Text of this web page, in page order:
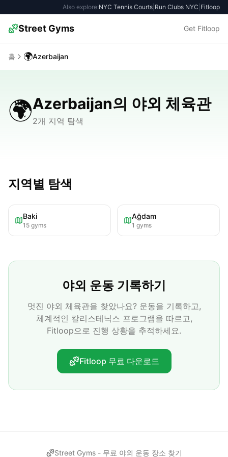
Also explore:NYC Tennis Courts Run Clubs NYC Fitloop
Street Gyms Get Fitloop
홈 🌍Azerbaijan
🌍Azerbaijan의 야외 체육관
2개 지역 탐색
지역별 탐색
Baki
15 gyms
Ağdam
1 gyms
야외 운동 기록하기
멋진 야외 체육관을 찾았나요? 운동을 기록하고,
체계적인 칼리스테닉스 프로그램을 따르고,
Fitloop으로 진행 상황을 추적하세요.
Fitloop 무료 다운로드
Street Gyms - 무료 야외 운동 장소 찾기